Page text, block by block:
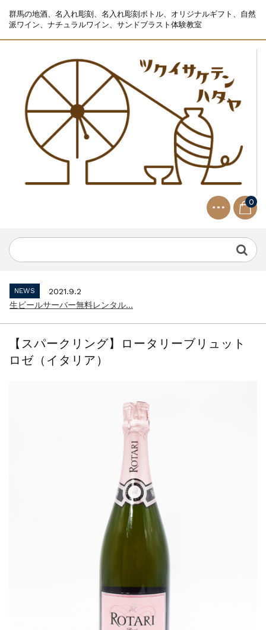
群馬の地酒、名入れ彫刻、名入れ彫刻ボトル、オリジナルギフト、自然
派ワイン、ナチュラルワイン、サンドブラスト体験教室
0
生ビールサーバー無料レンタル...
NEWS
2023.10.2
NEWS
2021.9.2
生ビールサーバー無料レンタル...
NEWS
2021.9.2
生ビールサーバー無料レンタル...
【スパークリング】ロータリーブリュット
ロゼ（イタリア）